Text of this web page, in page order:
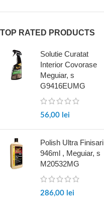
TOP RATED PRODUCTS
Solutie Curatat
Interior Covorase
Meguiar, s
G9416EUMG
56,00 lei
Polish Ultra Finisari
946ml , Meguiar, s
M20532MG
286,00 lei